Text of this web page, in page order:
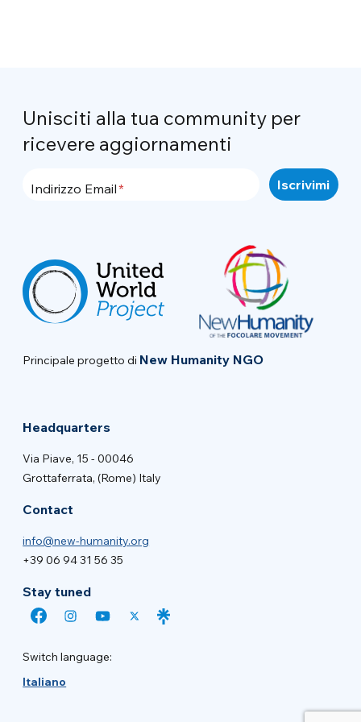
Unisciti alla tua community per
ricevere aggiornamenti
Indirizzo Email
Principale progetto di New Humanity NGO
Headquarters
Via Piave, 15 - 00046
Grottaferrata, (Rome) Italy
Contact
info@new-humanity.org
+39 06 94 31 56 35
Stay tuned
Switch language:
Italiano